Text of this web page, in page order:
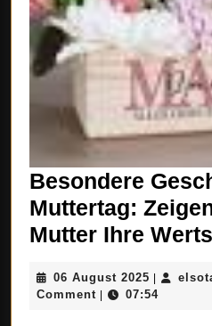
Besondere
Muttertag:
Mutter Ihre
06 August 2025 06
August
|
Comment | 07:54